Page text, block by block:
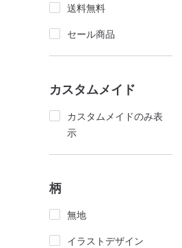
送料無料
セール商品
カスタムメイド
カスタムメイドのみ表
示
柄
無地
イラストデザイン